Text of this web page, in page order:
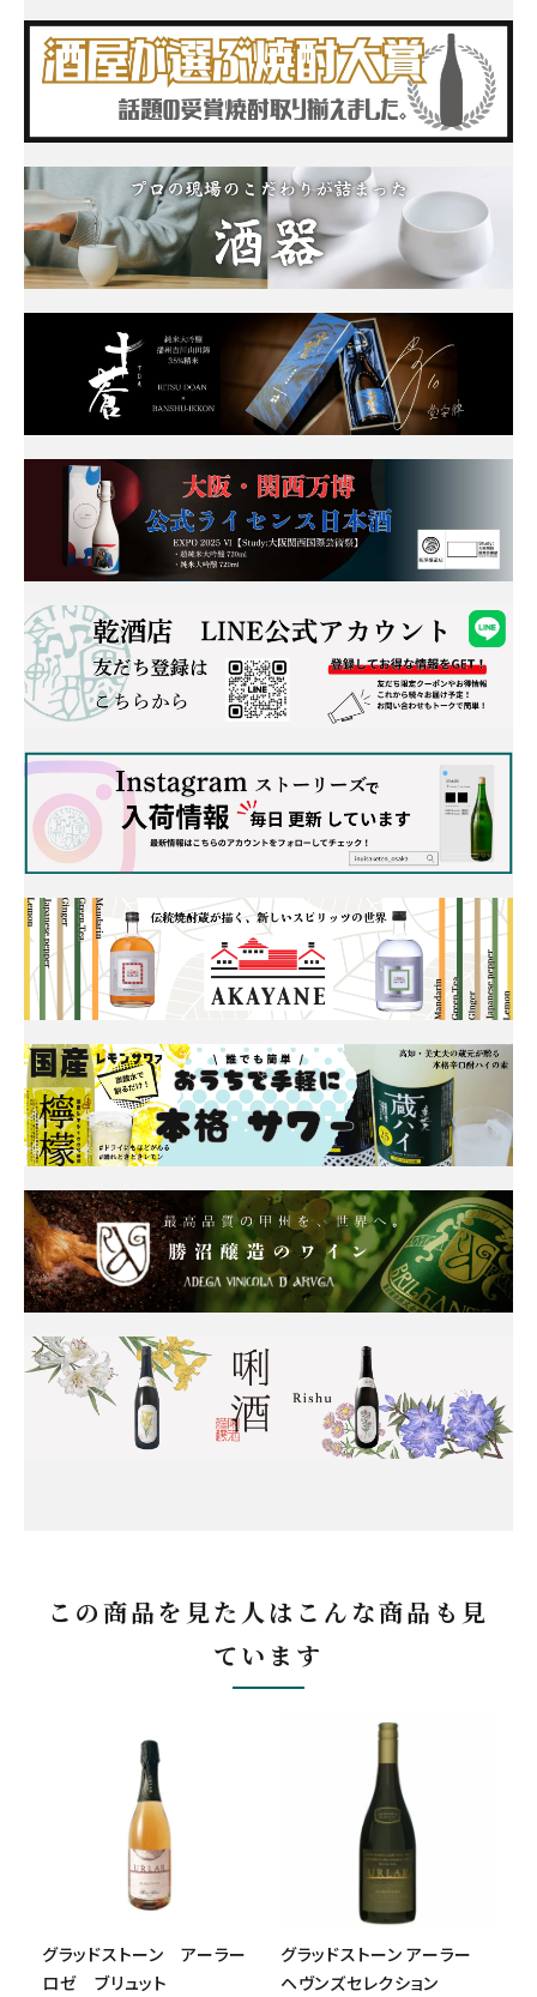
この商品を見た人はこんな商品も見
ています
グラッドストーン アーラー
ロゼ ブリュット
グラッドストーン アーラー
ヘヴンズセレクション